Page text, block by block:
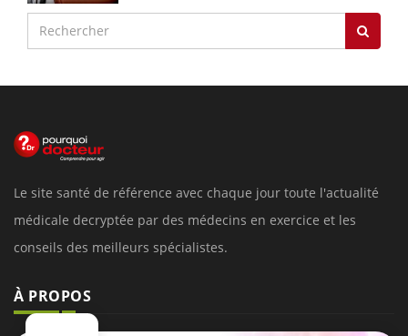
Le site santé de référence avec chaque jour toute l'actualité
médicale decryptée par des médecins en exercice et les
conseils des meilleurs spécialistes.
À PROPOS